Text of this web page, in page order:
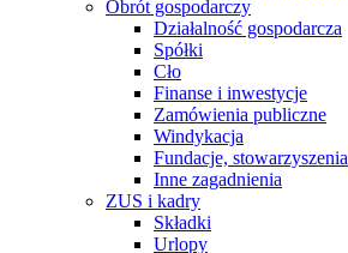
Obrót gospodarczy
Działalność gospodarcza
Spółki
Cło
Finanse i inwestycje
Zamówienia publiczne
Windykacja
Fundacje, stowarzyszenia
Inne zagadnienia
ZUS i kadry
Składki
Urlopy